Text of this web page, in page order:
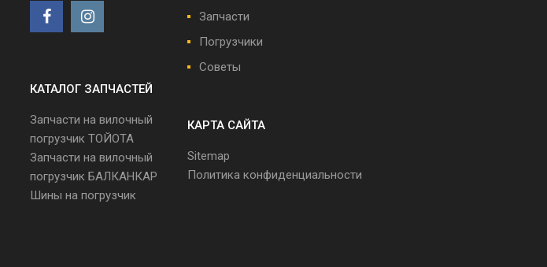
КАТАЛОГ ЗАПЧАСТЕЙ
Запчасти на вилочный
погрузчик ТОЙОТА
Запчасти на вилочный
погрузчик БАЛКАНКАР
Шины на погрузчик
Запчасти
Погрузчики
Советы
КАРТА САЙТА
Sitemap
Политика конфиденциальности